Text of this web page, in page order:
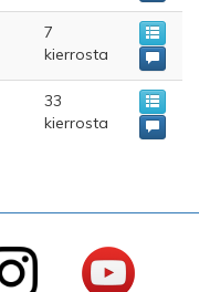
7
kierrosta
33
kierrosta